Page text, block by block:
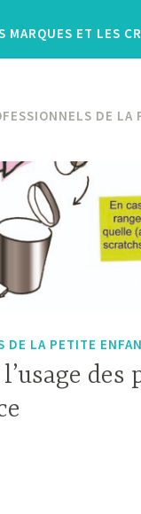
MARQUES ET LES
DE LA
DE LA PETITE